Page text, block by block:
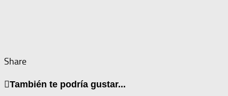
Share
También te podría gustar...